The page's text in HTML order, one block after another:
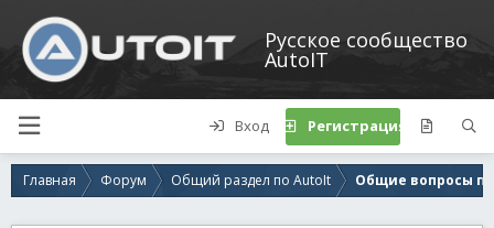
Русское сообщество
AutoIT
Вход Регистрация
Главная Форум Общий раздел по AutoIt Общие вопросы